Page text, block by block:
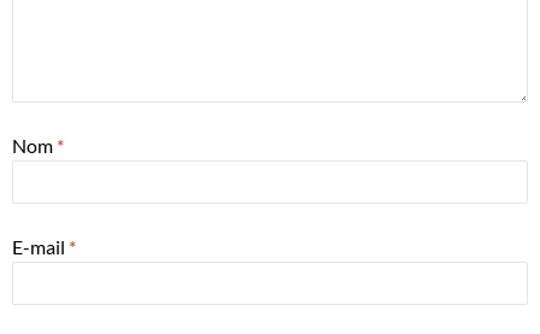
Nom *
E-mail *